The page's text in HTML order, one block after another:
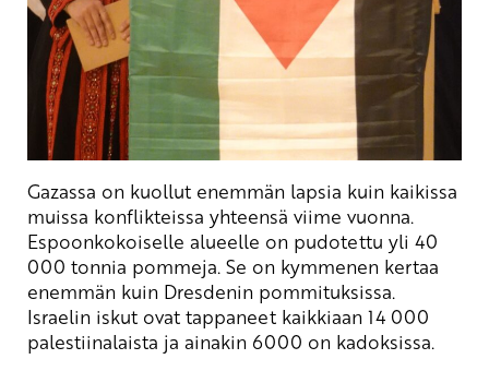
Gazassa on kuollut enemmän lapsia kuin kaikissa
muissa konflikteissa yhteensä viime vuonna.
Espoonkokoiselle alueelle on pudotettu yli 40
000 tonnia pommeja. Se on kymmenen kertaa
enemmän kuin Dresdenin pommituksissa.
Israelin iskut ovat tappaneet kaikkiaan 14 000
palestiinalaista ja ainakin 6000 on kadoksissa.